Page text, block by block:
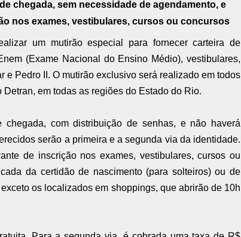
chegada, sem necessidade de agendamento, e
nos exames, vestibulares, cursos ou concursos
um mutirão especial para fornecer carteira de
(Exame Nacional do Ensino Médio), vestibulares,
e Pedro II. O mutirão exclusivo será realizado em todos
em todas as regiões do Estado do Rio.
com distribuição de senhas, e não haverá
serão a primeira e a segunda via da identidade.
de inscrição nos exames, vestibulares, cursos ou
da certidão de nascimento (para solteiros) ou de
os localizados em shoppings, que abrirão de 10h